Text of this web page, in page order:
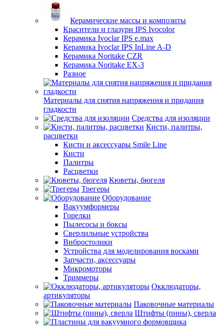
Керамические массы и композиты
Красители и глазури IPS Ivocolor
Керамика Ivoclar IPS e.max
Керамика Ivoclar IPS InLine A-D
Керамика Noritake CZR
Керамика Noritake EX-3
Разное
Материалы для снятия напряжения и придания
гладкости
Средства для изоляции
Кисти, палитры,
расцветки
Кисти и аксессуары Smile Line
Кисти
Палитры
Расцветки
Кюветы, бюгеля
Трегеры
Оборудование
Вакуумформеры
Горелки
Пылесосы и боксы
Сверлильные устройства
Вибростолики
Устройства для моделирования восками
Запчасти, аксессуары
Микромоторы
Триммеры
Окклюдаторы,
артикуляторы
Паковочные материалы
Штифты (пины), сверла